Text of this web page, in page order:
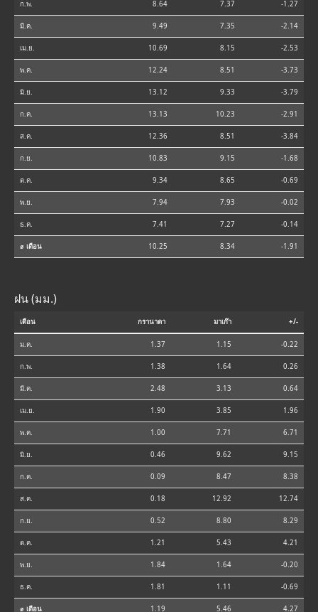
ก.พ. 8.64 7.37 -1.27
มี.ค. 9.49 7.35 -2.14
เม.ย. 10.69 8.15 -2.53
พ.ค. 12.24 8.51 -3.73
มิ.ย. 13.12 9.33 -3.79
ก.ค. 13.13 10.23 -2.91
ส.ค. 12.36 8.51 -3.84
ก.ย. 10.83 9.15 -1.68
ต.ค. 9.34 8.65 -0.69
พ.ย. 7.94 7.93 -0.02
ธ.ค. 7.41 7.27 -0.14
⌀ เดือน 10.25 8.34 -1.91
ฝน (มม.)
เดือน กรานาดา มาเก๊า +/-
ม.ค. 1.37 1.15 -0.22
ก.พ. 1.38 1.64 0.26
มี.ค. 2.48 3.13 0.64
เม.ย. 1.90 3.85 1.96
พ.ค. 1.00 7.71 6.71
มิ.ย. 0.46 9.62 9.15
ก.ค. 0.09 8.47 8.38
ส.ค. 0.18 12.92 12.74
ก.ย. 0.52 8.80 8.29
ต.ค. 1.21 5.43 4.21
พ.ย. 1.84 1.64 -0.20
ธ.ค. 1.81 1.11 -0.69
⌀ เดือน 1.19 5.46 4.27